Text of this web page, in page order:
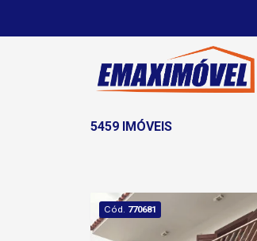
5459 IMÓVEIS
Cód. 770681